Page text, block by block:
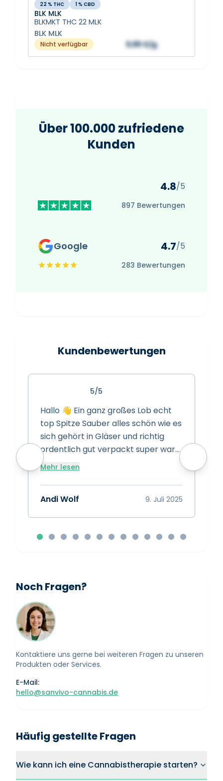
22 % THC 1 % CBD
BLK MLK
BLKMKT THC 22 MLK
BLK MLK
Nicht verfügbar 9,88 €/g
Über 100.000 zufriedene
Kunden
4.8/5
897 Bewertungen
Google 4.7/5
283 Bewertungen
Kundenbewertungen
5/5
Hallo 👋 Ein ganz großes Lob echt
top Spitze Sauber alles schön wie es
sich gehört in Gläser und richtig
ordentlich gut verpackt super ware
super Preise super Leistung Spitze
Bewertung 15/10 👍👍👍
Mehr lesen
Andi Wolf 9. Juli 2025
Noch Fragen?
Kontaktiere uns gerne bei weiteren Fragen zu unseren
Produkten oder Services.
E-Mail:
hello@sanvivo-cannabis.de
Häufig gestellte Fragen
Wie kann ich eine Cannabistherapie starten?